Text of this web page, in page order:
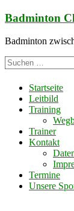
Zum
springen
Badminton
Badminton
Suchen
nach:
Startseite
Leitbild
Training
Trainer
Kontakt
Termine
Unsere